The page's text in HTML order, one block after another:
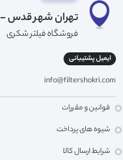
تهران شهر قدس -
فروشگاه فیلتر شکری
ایمیل پشتیبانی
info@filtershokri.com
قوانین و مقررات
شیوه های پرداخت
شرایط ارسال کالا